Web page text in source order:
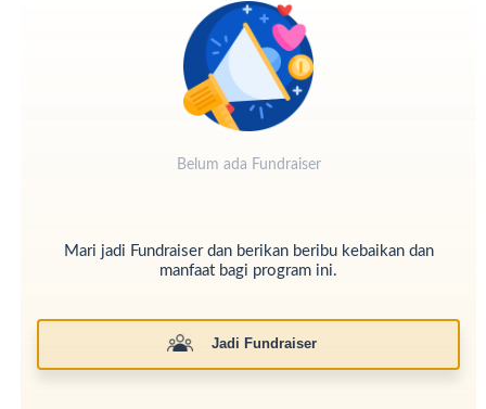
Belum ada Fundraiser
Mari jadi Fundraiser dan berikan beribu kebaikan dan
manfaat bagi program ini.
Jadi Fundraiser